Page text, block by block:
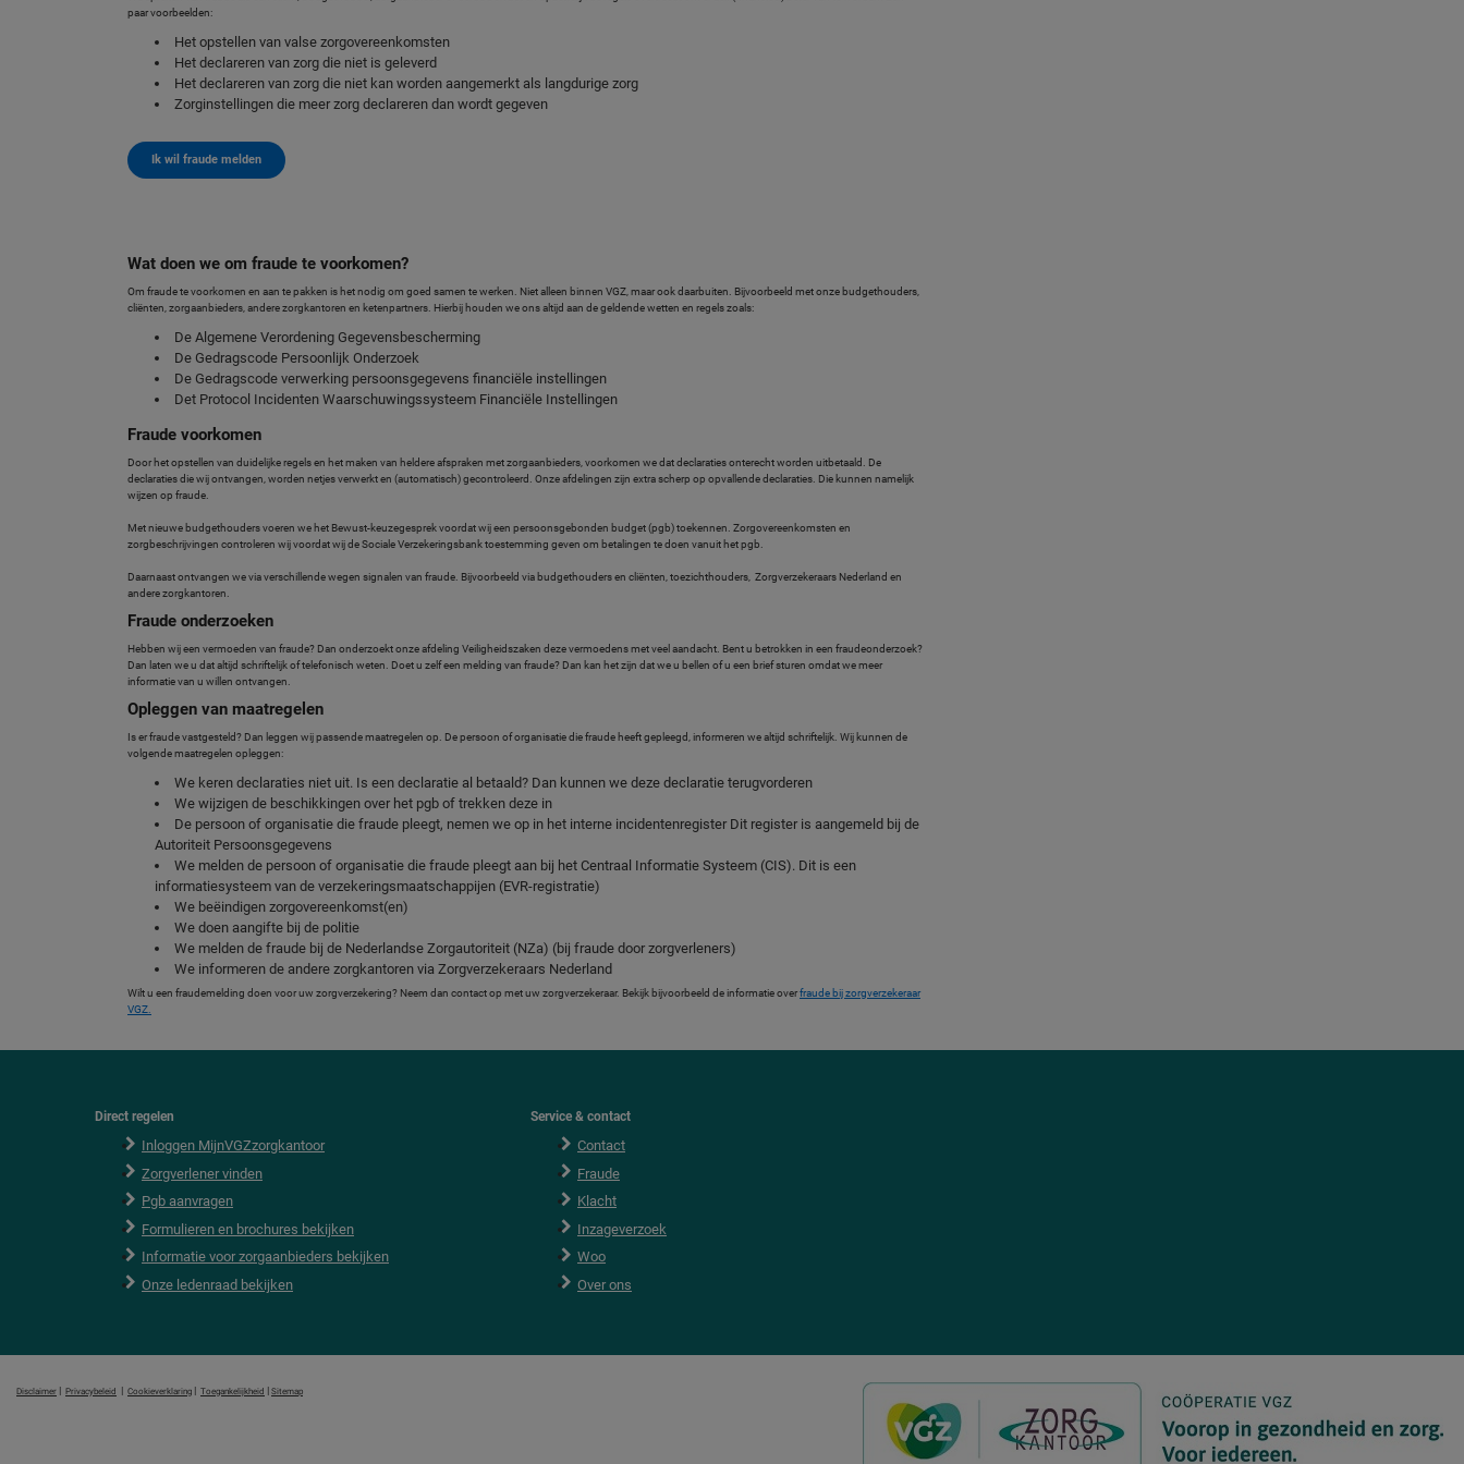
paar voorbeelden:
Het opstellen van valse zorgovereenkomsten
Het declareren van zorg die niet is geleverd
Het declareren van zorg die niet kan worden aangemerkt als langdurige zorg
Zorginstellingen die meer zorg declareren dan wordt gegeven
Ik wil fraude melden
Wat doen we om fraude te voorkomen?
Om fraude te voorkomen en aan te pakken is het nodig om goed samen te werken. Niet alleen binnen VGZ, maar ook daarbuiten. Bijvoorbeeld met onze budgethouders,
cliënten, zorgaanbieders, andere zorgkantoren en ketenpartners. Hierbij houden we ons altijd aan de geldende wetten en regels zoals:
De Algemene Verordening Gegevensbescherming
De Gedragscode Persoonlijk Onderzoek
De Gedragscode verwerking persoonsgegevens financiële instellingen
Det Protocol Incidenten Waarschuwingssysteem Financiële Instellingen
Fraude voorkomen
Door het opstellen van duidelijke regels en het maken van heldere afspraken met zorgaanbieders, voorkomen we dat declaraties onterecht worden uitbetaald. De
declaraties die wij ontvangen, worden netjes verwerkt en (automatisch) gecontroleerd. Onze afdelingen zijn extra scherp op opvallende declaraties. Die kunnen namelijk
wijzen op fraude.
Met nieuwe budgethouders voeren we het Bewust-keuzegesprek voordat wij een persoonsgebonden budget (pgb) toekennen. Zorgovereenkomsten en
zorgbeschrijvingen controleren wij voordat wij de Sociale Verzekeringsbank toestemming geven om betalingen te doen vanuit het pgb.
Daarnaast ontvangen we via verschillende wegen signalen van fraude. Bijvoorbeeld via budgethouders en cliënten, toezichthouders, Zorgverzekeraars Nederland en
andere zorgkantoren.
Fraude onderzoeken
Hebben wij een vermoeden van fraude? Dan onderzoekt onze afdeling Veiligheidszaken deze vermoedens met veel aandacht. Bent u betrokken in een fraudeonderzoek?
Dan laten we u dat altijd schriftelijk of telefonisch weten. Doet u zelf een melding van fraude? Dan kan het zijn dat we u bellen of u een brief sturen omdat we meer
informatie van u willen ontvangen.
Opleggen van maatregelen
Is er fraude vastgesteld? Dan leggen wij passende maatregelen op. De persoon of organisatie die fraude heeft gepleegd, informeren we altijd schriftelijk. Wij kunnen de
volgende maatregelen opleggen:
We keren declaraties niet uit. Is een declaratie al betaald? Dan kunnen we deze declaratie terugvorderen
We wijzigen de beschikkingen over het pgb of trekken deze in
De persoon of organisatie die fraude pleegt, nemen we op in het interne incidentenregister Dit register is aangemeld bij de
Autoriteit Persoonsgegevens
We melden de persoon of organisatie die fraude pleegt aan bij het Centraal Informatie Systeem (CIS). Dit is een
informatiesysteem van de verzekeringsmaatschappijen (EVR-registratie)
We beëindigen zorgovereenkomst(en)
We doen aangifte bij de politie
We melden de fraude bij de Nederlandse Zorgautoriteit (NZa) (bij fraude door zorgverleners)
We informeren de andere zorgkantoren via Zorgverzekeraars Nederland
Wilt u een fraudemelding doen voor uw zorgverzekering? Neem dan contact op met uw zorgverzekeraar. Bekijk bijvoorbeeld de informatie overfraude bij zorgverzekeraar
VGZ.
Direct regelen
Inloggen MijnVGZzorgkantoor
Zorgverlener vinden
Pgb aanvragen
Formulieren en brochures bekijken
Informatie voor zorgaanbieders bekijken
Onze ledenraad bekijken
Service & contact
Contact
Fraude
Klacht
Inzageverzoek
Woo
Over ons
Disclaimer Privacybeleid Cookieverklaring Toegankelijkheid Sitemap